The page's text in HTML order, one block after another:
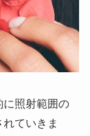
に照射範囲の
れていきま